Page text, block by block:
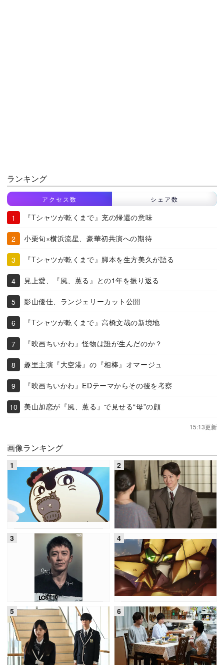
ランキング
アクセス数 シェア数
『Tシャツが乾くまで』充の帰還の意味
小栗旬×横浜流星、豪華初共演への期待
『Tシャツが乾くまで』脚本を生方美久が語る
見上愛、『風、薫る』との1年を振り返る
影山優佳、ランジェリーカット公開
『Tシャツが乾くまで』高橋文哉の新境地
『映画ちいかわ』怪物は誰が生んだのか？
趣里主演『大空港』の『相棒』オマージュ
『映画ちいかわ』EDテーマからその後を考察
美山加恋が『風、薫る』で見せる“母”の顔
15:13更新
画像ランキング